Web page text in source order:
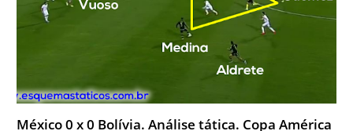
México 0 x 0 Bolívia. Análise tática. Copa América